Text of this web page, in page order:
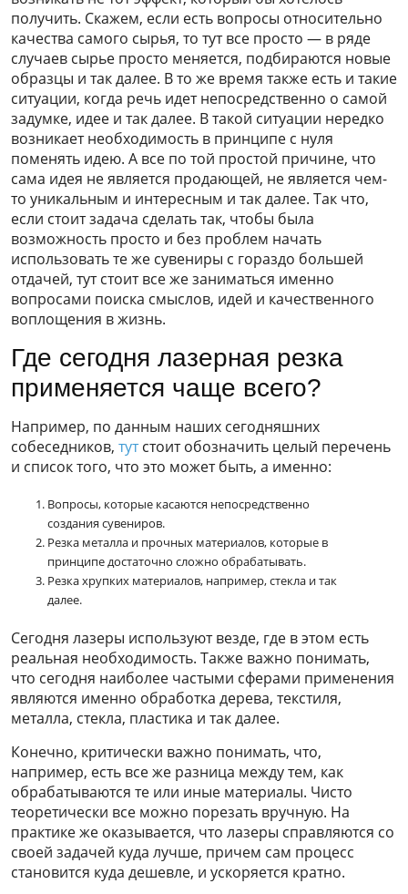
получить. Скажем, если есть вопросы относительно
качества самого сырья, то тут все просто — в ряде
случаев сырье просто меняется, подбираются новые
образцы и так далее. В то же время также есть и такие
ситуации, когда речь идет непосредственно о самой
задумке, идее и так далее. В такой ситуации нередко
возникает необходимость в принципе с нуля
поменять идею. А все по той простой причине, что
сама идея не является продающей, не является чем-
то уникальным и интересным и так далее. Так что,
если стоит задача сделать так, чтобы была
возможность просто и без проблем начать
использовать те же сувениры с гораздо большей
отдачей, тут стоит все же заниматься именно
вопросами поиска смыслов, идей и качественного
воплощения в жизнь.
Где сегодня лазерная резка
применяется чаще всего?
Например, по данным наших сегодняшних
собеседников, тутстоит обозначить целый перечень
и список того, что это может быть, а именно:
Вопросы, которые касаются непосредственно
создания сувениров.
Резка металла и прочных материалов, которые в
принципе достаточно сложно обрабатывать.
Резка хрупких материалов, например, стекла и так
далее.
Сегодня лазеры используют везде, где в этом есть
реальная необходимость. Также важно понимать,
что сегодня наиболее частыми сферами применения
являются именно обработка дерева, текстиля,
металла, стекла, пластика и так далее.
Конечно, критически важно понимать, что,
например, есть все же разница между тем, как
обрабатываются те или иные материалы. Чисто
теоретически все можно порезать вручную. На
практике же оказывается, что лазеры справляются со
своей задачей куда лучше, причем сам процесс
становится куда дешевле, и ускоряется кратно.